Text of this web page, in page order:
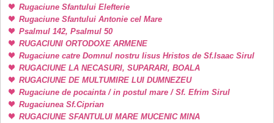
Rugaciune Sfantului Elefterie
Rugaciune Sfantului Antonie cel Mare
Psalmul 142, Psalmul 50
RUGACIUNI ORTODOXE ARMENE
Rugaciune catre Domnul nostru Iisus Hristos de Sf.Isaac Sirul
RUGACIUNE LA NECASURI, SUPARARI, BOALA
RUGACIUNE DE MULTUMIRE LUI DUMNEZEU
Rugaciune de pocainta / in postul mare / Sf. Efrim Sirul
Rugaciunea Sf.Ciprian
RUGACIUNE SFANTULUI MARE MUCENIC MINA